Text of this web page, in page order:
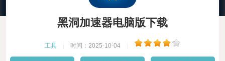
黑洞加速器电脑版下载
工具 时间：2025-10-04